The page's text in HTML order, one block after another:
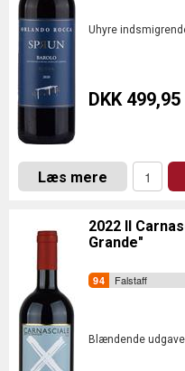
Uhyre
DKK 499,95
Læs mere
2022 Il
Grande"
Falstaff
Blændende